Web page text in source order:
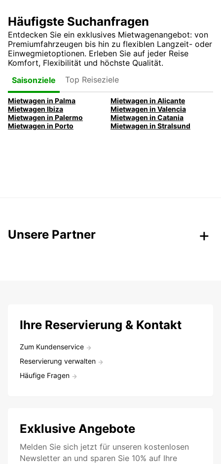
Häufigste Suchanfragen
Entdecken Sie ein exklusives Mietwagenangebot: von
Premiumfahrzeugen bis hin zu flexiblen Langzeit- oder
Einwegmietoptionen. Erleben Sie auf jeder Reise
Komfort, Flexibilität und höchste Qualität.
Saisonziele
Top Reiseziele
Mietwagen in Palma
Mietwagen in Alicante
Mietwagen Ibiza
Mietwagen in Valencia
Mietwagen in Palermo
Mietwagen in Catania
Mietwagen in Porto
Mietwagen in Stralsund
Unsere Partner
Ihre Reservierung & Kontakt
Zum Kundenservice
Reservierung verwalten
Häufige Fragen
Exklusive Angebote
Melden Sie sich jetzt für unseren kostenlosen
Newsletter an und sparen Sie 10% auf Ihre